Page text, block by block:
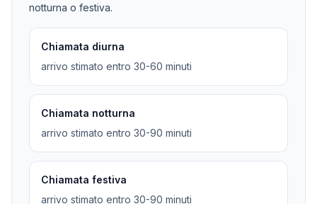
notturna o festiva.
Chiamata diurna
arrivo stimato entro 30-60 minuti
Chiamata notturna
arrivo stimato entro 30-90 minuti
Chiamata festiva
arrivo stimato entro 30-90 minuti